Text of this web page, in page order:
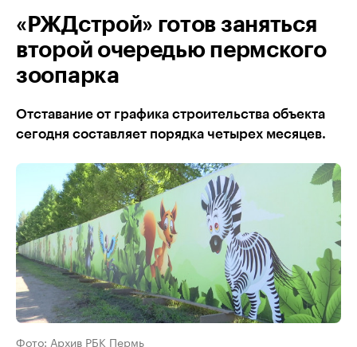
«РЖДстрой» готов заняться
второй очередью пермского
зоопарка
Отставание от графика строительства объекта
сегодня составляет порядка четырех месяцев.
Фото: Архив РБК Пермь